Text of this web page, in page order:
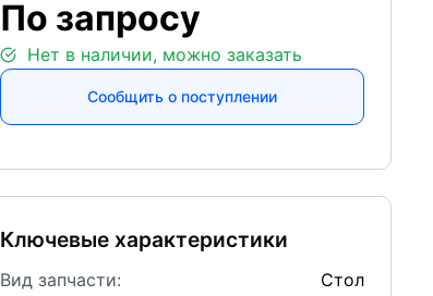
По запросу
Нет в наличии, можно заказать
Сообщить о поступлении
Ключевые характеристики
Вид запчасти:
Стол